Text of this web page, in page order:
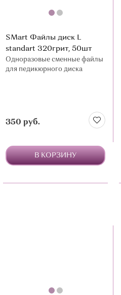
SMart Файлы диск L
standart 320грит, 50шт
Одноразовые сменные файлы
для педикюрного диска
350 руб.
В КОРЗИНУ